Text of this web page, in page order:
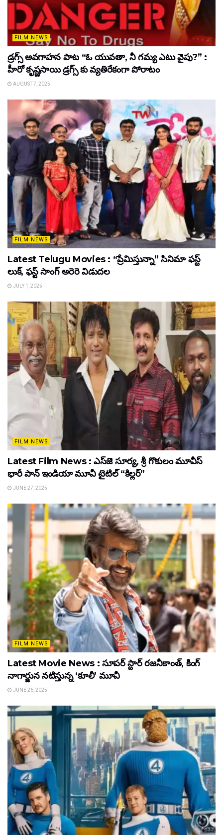
FILM NEWS
డ్రగ్స్ అవగాహన పాట “ఓ యువతా, నీ గమ్య ఎటు వైపు?” :
హీరో కృష్ణసాయి డ్రగ్స్ కు వ్యతిరేకంగా పోరాటం
AUGUST 7, 2025
FILM NEWS
Latest Telugu Movies : “ప్రేమిస్తున్నా” సినిమా ఫస్ట్
లుక్, ఫస్ట్ సాంగ్ అరెరె విడుదల
JULY 1, 2025
FILM NEWS
Latest Film News : ఎస్‌జె సూర్య, శ్రీ గొకులం మూవీస్‌
భారీ పాన్‌ ఇండియా మూవీ టైటిల్ “కిల్లర్”
JUNE 27, 2025
FILM NEWS
Latest Movie News : సూపర్ స్టార్ రజనీకాంత్, కింగ్
నాగార్జున నటిస్తున్న ‘కూలీ’ మూవీ
JUNE 26, 2025